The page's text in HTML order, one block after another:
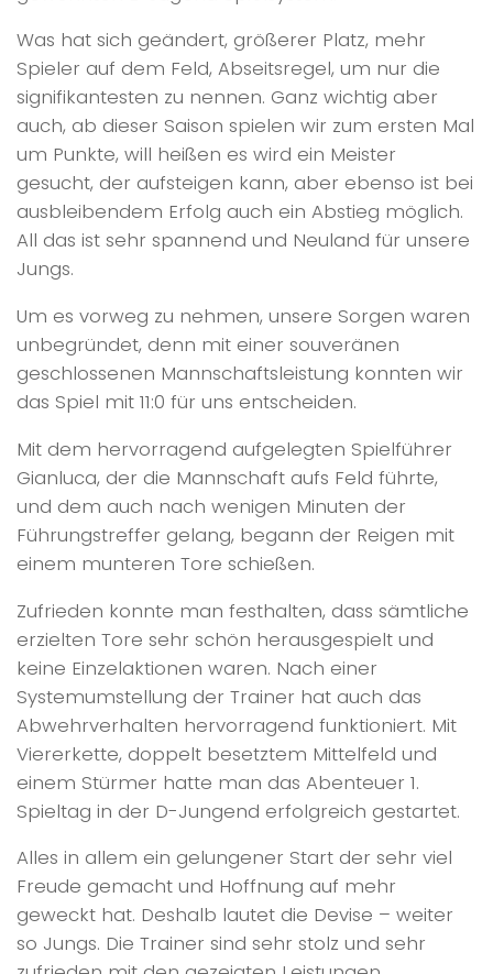
Was hat sich geändert, größerer Platz, mehr
Spieler auf dem Feld, Abseitsregel, um nur die
signifikantesten zu nennen. Ganz wichtig aber
auch, ab dieser Saison spielen wir zum ersten Mal
um Punkte, will heißen es wird ein Meister
gesucht, der aufsteigen kann, aber ebenso ist bei
ausbleibendem Erfolg auch ein Abstieg möglich.
All das ist sehr spannend und Neuland für unsere
Jungs.
Um es vorweg zu nehmen, unsere Sorgen waren
unbegründet, denn mit einer souveränen
geschlossenen Mannschaftsleistung konnten wir
das Spiel mit 11:0 für uns entscheiden.
Mit dem hervorragend aufgelegten Spielführer
Gianluca, der die Mannschaft aufs Feld führte,
und dem auch nach wenigen Minuten der
Führungstreffer gelang, begann der Reigen mit
einem munteren Tore schießen.
Zufrieden konnte man festhalten, dass sämtliche
erzielten Tore sehr schön herausgespielt und
keine Einzelaktionen waren. Nach einer
Systemumstellung der Trainer hat auch das
Abwehrverhalten hervorragend funktioniert. Mit
Viererkette, doppelt besetztem Mittelfeld und
einem Stürmer hatte man das Abenteuer 1.
Spieltag in der D-Jungend erfolgreich gestartet.
Alles in allem ein gelungener Start der sehr viel
Freude gemacht und Hoffnung auf mehr
geweckt hat. Deshalb lautet die Devise – weiter
so Jungs. Die Trainer sind sehr stolz und sehr